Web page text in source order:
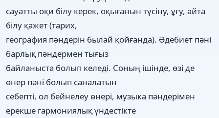
сауатты оқи білу керек, оқығанын түсіну, ұғу, айта
білу қажет (тарих,
география пәндерін былай қойғанда). Әдебиет пәні
барлық пәндермен тығыз
байланыста болып келеді. Соның ішінде, өзі де
өнер пәні болып саналатын
себепті, ол бейнелеу өнері, музыка пәндерімен
ерекше гармониялық үндестікте